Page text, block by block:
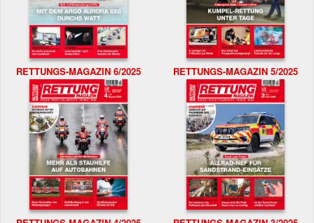
RETTUNGS-MAGAZIN 6/2025 RETTUNGS-MAGAZIN 5/2025